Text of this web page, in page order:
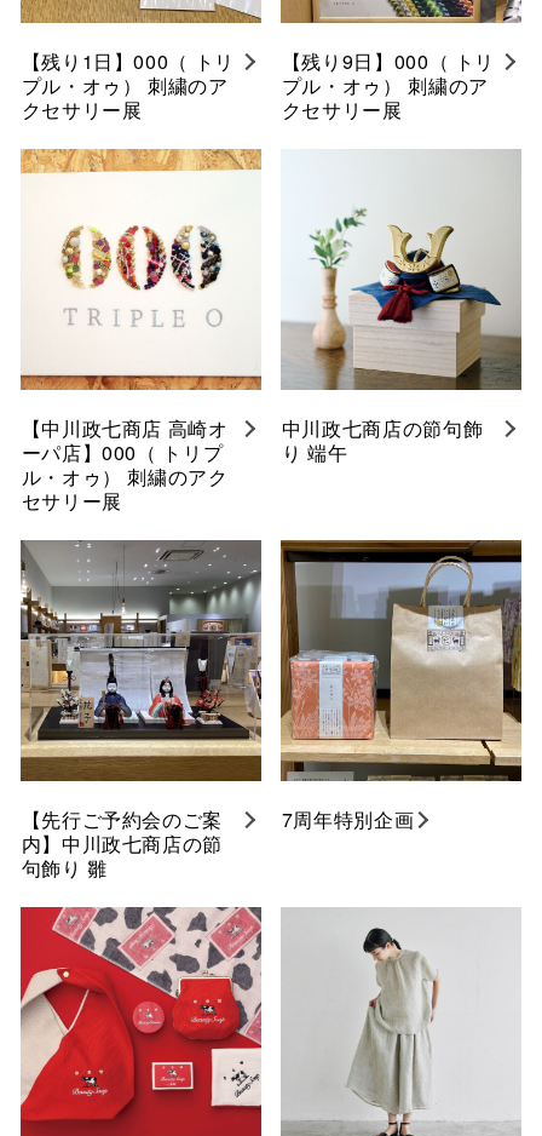
【残り1日】000（ トリ
プル・オゥ） 刺繍のア
クセサリー展
【残り9日】000（ トリ
プル・オゥ） 刺繍のア
クセサリー展
【中川政七商店 高崎オ
ーパ店】000（ トリプ
ル・オゥ） 刺繍のアク
セサリー展
中川政七商店の節句飾
り 端午
【先行ご予約会のご案
内】中川政七商店の節
句飾り 雛
7周年特別企画